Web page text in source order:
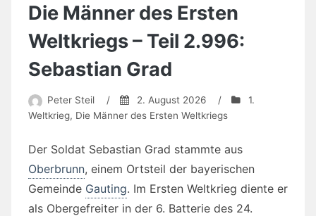
Die Männer des Ersten
Weltkriegs – Teil 2.996:
Sebastian Grad
Peter Steil / 2. August 2026 /
1.
Weltkrieg, Die Männer des Ersten Weltkriegs
Der Soldat Sebastian Grad stammte aus
Oberbrunn, einem Ortsteil der bayerischen
Gemeinde Gauting. Im Ersten Weltkrieg diente er
als Obergefreiter in der 6. Batterie des 24.